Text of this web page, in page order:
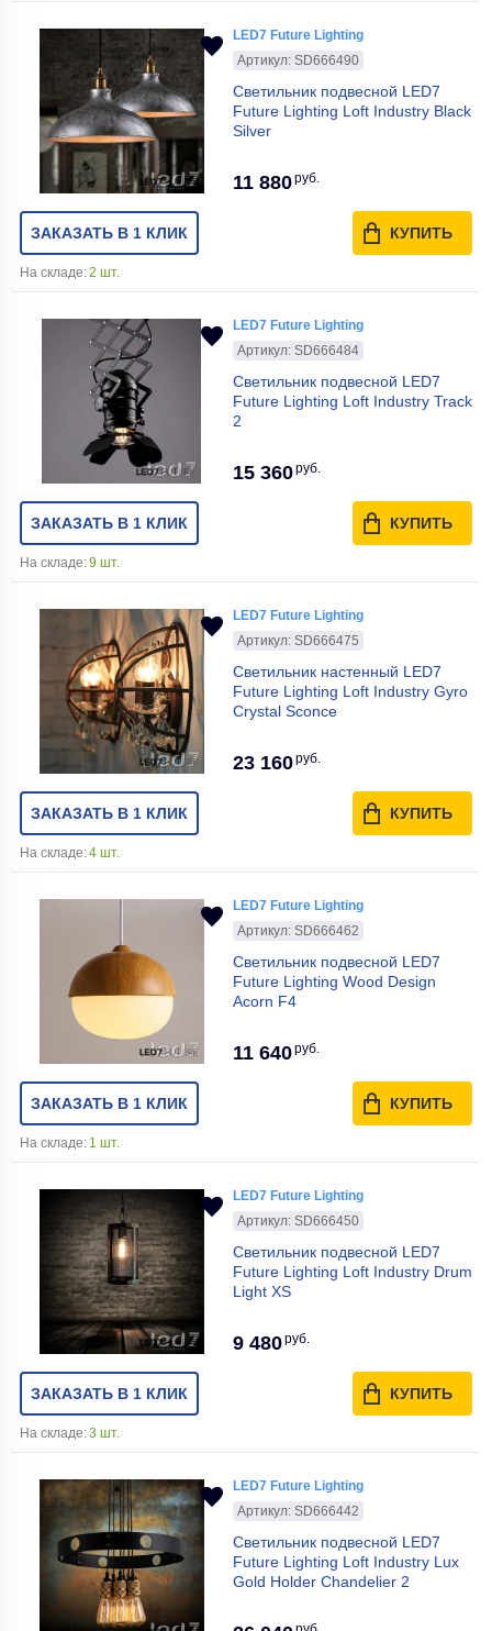
LED7 Future Lighting
Артикул: SD666490
Светильник подвесной LED7
Future Lighting Loft Industry Black
Silver
11 880руб.
ЗАКАЗАТЬ В 1 КЛИК КУПИТЬ
На складе:2 шт.
LED7 Future Lighting
Артикул: SD666484
Светильник подвесной LED7
Future Lighting Loft Industry Track
2
15 360руб.
ЗАКАЗАТЬ В 1 КЛИК КУПИТЬ
На складе:9 шт.
LED7 Future Lighting
Артикул: SD666475
Светильник настенный LED7
Future Lighting Loft Industry Gyro
Crystal Sconce
23 160руб.
ЗАКАЗАТЬ В 1 КЛИК КУПИТЬ
На складе:4 шт.
LED7 Future Lighting
Артикул: SD666462
Светильник подвесной LED7
Future Lighting Wood Design
Acorn F4
11 640руб.
ЗАКАЗАТЬ В 1 КЛИК КУПИТЬ
На складе: 1 шт.
LED7 Future Lighting
Артикул: SD666450
Светильник подвесной LED7
Future Lighting Loft Industry Drum
Light XS
9 480руб.
ЗАКАЗАТЬ В 1 КЛИК КУПИТЬ
На складе:3 шт.
LED7 Future Lighting
Артикул: SD666442
Светильник подвесной LED7
Future Lighting Loft Industry Lux
Gold Holder Chandelier 2